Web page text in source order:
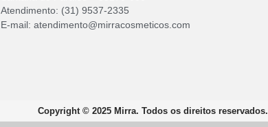
Atendimento: (31) 9537-2335
E-mail: atendimento@mirracosmeticos.com
Copyright © 2025 Mirra. Todos os direitos reservados.